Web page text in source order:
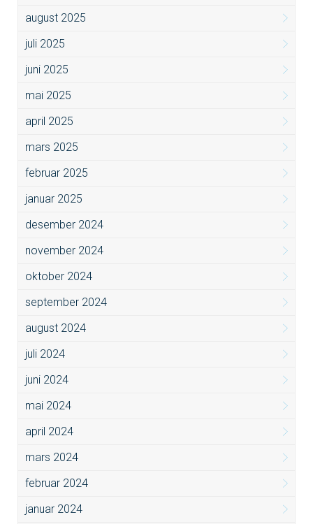
august 2025
juli 2025
juni 2025
mai 2025
april 2025
mars 2025
februar 2025
januar 2025
desember 2024
november 2024
oktober 2024
september 2024
august 2024
juli 2024
juni 2024
mai 2024
april 2024
mars 2024
februar 2024
januar 2024